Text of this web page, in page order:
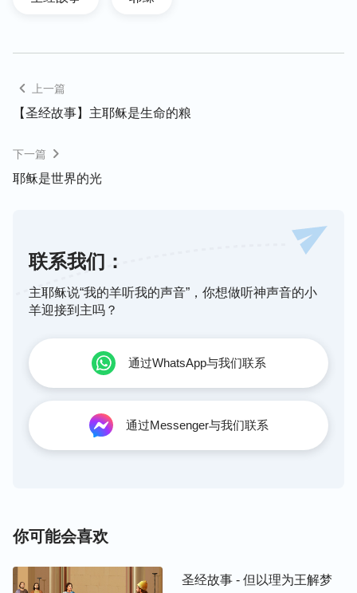
上一篇
【圣经故事】主耶稣是生命的粮
下一篇
耶稣是世界的光
联系我们：
主耶稣说“我的羊听我的声音”，你想做听神声音的小
羊迎接到主吗？
通过WhatsApp与我们联系
通过Messenger与我们联系
你可能会喜欢
圣经故事 - 但以理为王解梦